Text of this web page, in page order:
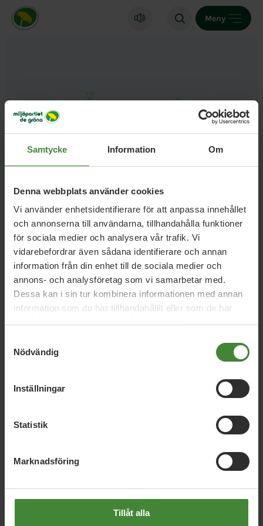
Samtycke Information Om
Denna webbplats använder cookies
Vi använder enhetsidentifierare för att anpassa innehållet
och annonserna till användarna, tillhandahålla funktioner
för sociala medier och analysera vår trafik. Vi
vidarebefordrar även sådana identifierare och annan
information från din enhet till de sociala medier och
annons- och analysföretag som vi samarbetar med.
Dessa kan i sin tur kombinera informationen med annan
information som du har tillhandahållit eller som de har
Nödvändig
Inställningar
Statistik
Marknadsföring
Tillåt alla
Miljöpartiet de gröna, startsida
Meny
Ämnesord
Skärgård
Nyheter
Nyhetskategori
Visa resultat